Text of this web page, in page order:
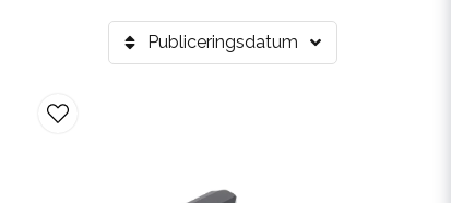
Publiceringsdatum